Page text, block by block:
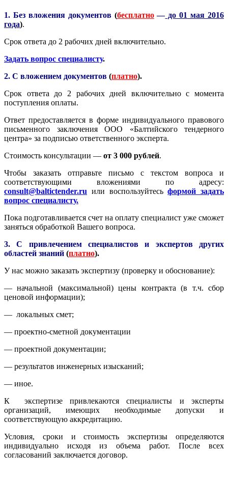
1. Без вложения документов(бесплатно—до 01 мая 2016
года).
Срок ответа до 2 рабочих дней включительно.
Задать вопрос специалисту.
2. С вложением документов (платно).
Срок ответа до 2 рабочих дней включительно с момента
поступления оплаты.
Ответ предоставляется в форме индивидуального правового
письменного заключения ООО «Балтийского тендерного
центра» за подписью ответственного эксперта.
Стоимость консультации — от 3 000 рублей.
Чтобы заказать отправьте письмо с текстом вопроса и
соответствующими вложениями по адресу:
consult@baltictender.ru или воспользуйтесьформой задать
вопрос специалисту.
Пока подготавливается счет на оплату специалист уже сможет
заняться обработкой Вашего вопроса.
3. С привлечением специалистов и экспертов других
областей знаний (платно).
У нас можно заказать экспертизу (проверку и обоснование):
— начальной (максимальной) цены контракта (в т.ч. сбор
ценовой информации);
— локальных смет;
— проектно-сметной документации
— проектной документации;
— результатов инженерных изысканий;
— иное.
К экспертизе привлекаются специалисты и эксперты
организаций, имеющих необходимые допуски и
соответствующую аккредитацию.
Условия, сроки и стоимость экспертизы определяются
индивидуально исходя из объема работ. После всех
согласований заключается договор.